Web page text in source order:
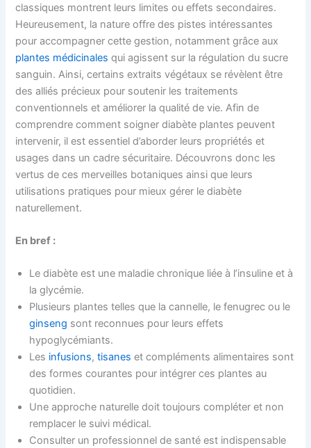
classiques montrent leurs limites ou effets secondaires.
Heureusement, la nature offre des pistes intéressantes
pour accompagner cette gestion, notamment grâce aux
plantes médicinales qui agissent sur la régulation du sucre
sanguin. Ainsi, certains extraits végétaux se révèlent être
des alliés précieux pour soutenir les traitements
conventionnels et améliorer la qualité de vie. Afin de
comprendre comment soigner diabète plantes peuvent
intervenir, il est essentiel d’aborder leurs propriétés et
usages dans un cadre sécuritaire. Découvrons donc les
vertus de ces merveilles botaniques ainsi que leurs
utilisations pratiques pour mieux gérer le diabète
naturellement.
En bref :
Le diabète est une maladie chronique liée à l’insuline et à
la glycémie.
Plusieurs plantes telles que la cannelle, le fenugrec ou le
ginseng sont reconnues pour leurs effets
hypoglycémiants.
Les infusions,tisanes et compléments alimentaires sont
des formes courantes pour intégrer ces plantes au
quotidien.
Une approche naturelle doit toujours compléter et non
remplacer le suivi médical.
Consulter un professionnel de santé est indispensable